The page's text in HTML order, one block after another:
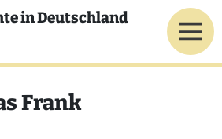
in Deutschland
Frank